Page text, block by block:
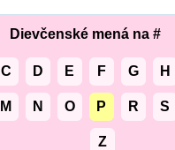
Dievčenské mená na #
C D E F G H
M N O P R S
Z